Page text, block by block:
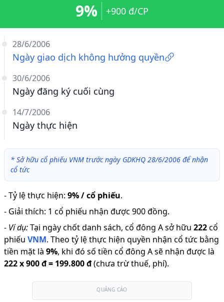
28/6/2006
Ngày giao dịch không hưởng quyền
30/6/2006
Ngày đăng ký cuối cùng
14/7/2006
Ngày thực hiện
9% +900 đ/CP
* Sở hữu cổ phiếu VNM trước ngày GDKHQ 28/6/2006 để nhận
cổ tức
-Tỷ lệ thực hiện: 9% / cổ phiếu.
- Giải thích: 1 cổ phiếu nhận được 900 đồng.
- Ví dụ:Tại ngày chốt danh sách, cổ đông A sở hữu 222cổ
phiếu VNM. Theo tỷ lệ thực hiện quyền nhận cổ tức bằng
tiền mặt là 9%, khi đó số tiền cổ đông A sẽ nhận được là
222x900 đ= 199.800 đ(chưa trừ thuế, phí).
QUẢNG CÁO